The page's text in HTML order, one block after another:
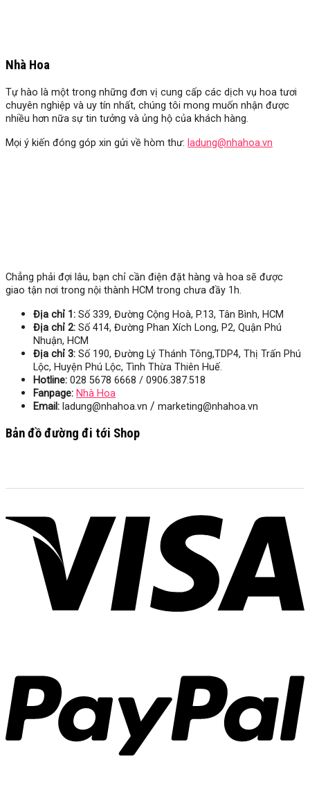
Nhà Hoa
Tự hào là một trong những đơn vị cung cấp các dịch vụ hoa tươi
chuyên nghiệp và uy tín nhất, chúng tôi mong muốn nhận được
nhiều hơn nữa sự tin tưởng và ủng hộ của khách hàng.
Mọi ý kiến đóng góp xin gửi về hòm thư: ladung@nhahoa.vn
Chẳng phải đợi lâu, bạn chỉ cần điện đặt hàng và hoa sẽ được
giao tận nơi trong nội thành HCM trong chưa đầy 1h.
Địa chỉ 1: Số 339, Đường Cộng Hoà, P.13, Tân Bình, HCM
Địa chỉ 2: Số 414, Đường Phan Xích Long, P2, Quận Phú
Nhuận, HCM
Địa chỉ 3: Số 190, Đường Lý Thánh Tông,TDP4, Thị Trấn Phú
Lộc, Huyện Phú Lộc, Tình Thừa Thiên Huế.
Hotline: 028 5678 6668 / 0906.387.518
Fanpage: Nhà Hoa
Email: ladung@nhahoa.vn / marketing@nhahoa.vn
Bản đồ đường đi tới Shop